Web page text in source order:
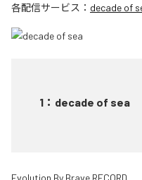
各配信サービス： decade of
1 ： decade of sea
Evolution By Brave RECORD